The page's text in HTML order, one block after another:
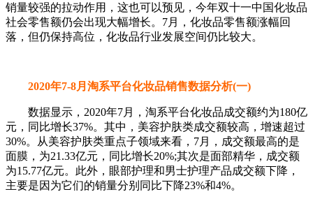
销量较强的拉动作用，这也可以预见，今年双十一中国化妆品
社会零售额仍会出现大幅增长。7月，化妆品零售额涨幅回
落，但仍保持高位，化妆品行业发展空间仍比较大。
2020年7-8月淘系平台化妆品销售数据分析(一)
数据显示，2020年7月，淘系平台化妆品成交额约为180亿
元，同比增长37%。其中，美容护肤类成交额较高，增速超过
30%。从美容护肤类重点子领域来看，7月，成交额最高的是
面膜，为21.33亿元，同比增长20%;其次是面部精华，成交额
为15.77亿元。此外，眼部护理和男士护理产品成交额下降，
主要是因为它们的销量分别同比下降23%和4%。